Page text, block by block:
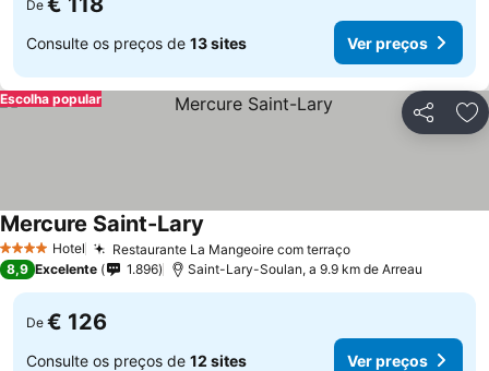
De
Consulte os preços de 13 sites Ver preços
Partilhar
Escolha popular
4 EstrelasHotel Restaurante La Mangeoire com terraço
Mercure Saint-Lary
8,9 Excelente 1.896 Saint-Lary-Soulan, a 9.9 km de Arreau
De € 126
Consulte os preços de 12 sites Ver preços